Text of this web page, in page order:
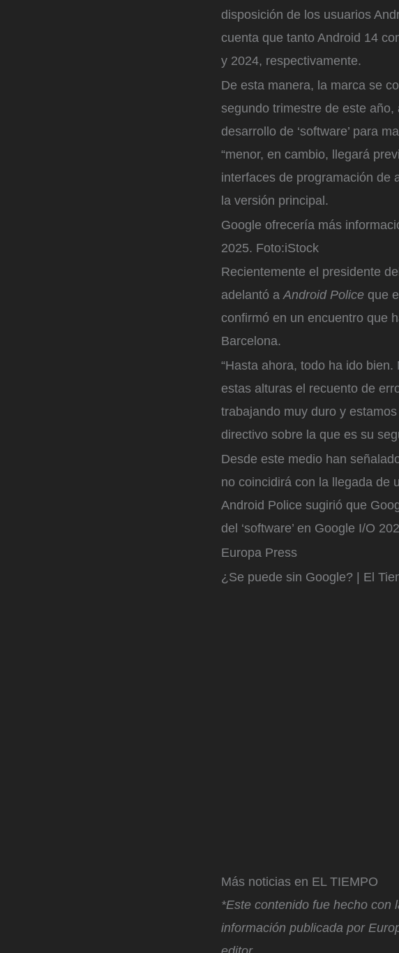
disposición de los usuarios
cuenta que tanto Android 14
y 2024, respectivamente.
De esta manera, la marca se
segundo trimestre de este año,
desarrollo de ‘software’ para
“menor, en cambio, llegará
interfaces de programación de
la versión principal.
Google ofrecería más
2025. Foto:iStock
Recientemente el presidente
adelantó aAndroid Police que
confirmó en un encuentro que
Barcelona.
“Hasta ahora, todo ha ido
estas alturas el recuento de
trabajando muy duro y
directivo sobre la que es su
Desde este medio han
no coincidirá con la llegada de
Android Police sugirió que
del ‘software’ en Google I/O
Europa Press
¿Se puede sin Google? | El
Más noticias en EL TIEMPO
*Este contenido fue hecho con
información publicada por